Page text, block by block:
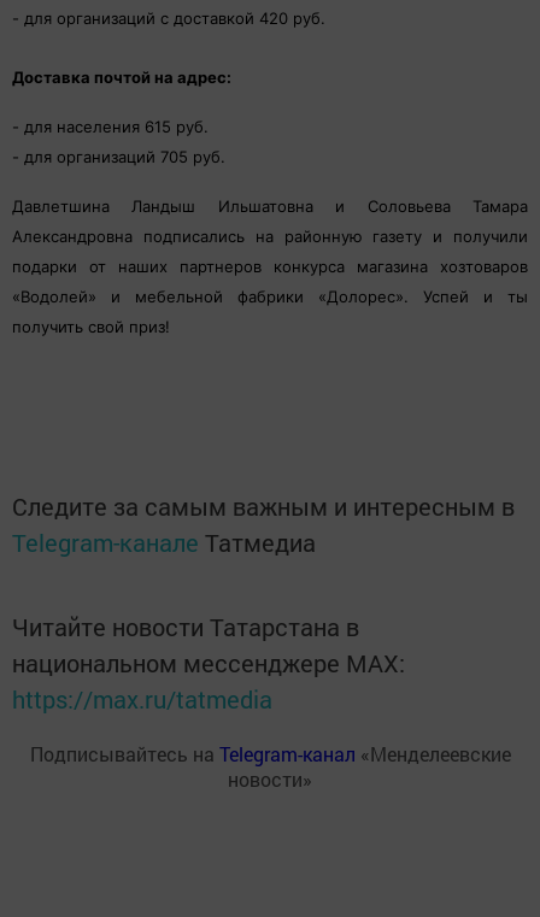
- для организаций с доставкой 420 руб.
Доставка почтой на адрес:
- для населения 615 руб.
- для организаций 705 руб.
Давлетшина Ландыш Ильшатовна и Соловьева Тамара
Александровна подписались на районную газету и получили
подарки от наших партнеров конкурса магазина хозтоваров
«Водолей» и мебельной фабрики «Долорес». Успей и ты
получить свой приз!
Следите за самым важным и интересным в
Telegram-канале Татмедиа
Читайте новости Татарстана в
национальном мессенджере MАХ:
https://max.ru/tatmedia
Подписывайтесь на Telegram-канал «Менделеевские
новости»